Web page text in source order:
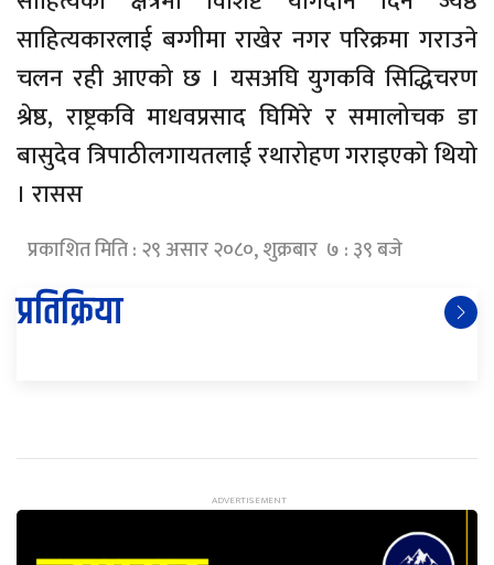
साहित्यकारलाई बग्गीमा राखेर नगर परिक्रमा गराउने
चलन रही आएको छ । यसअघि युगकवि सिद्धिचरण
श्रेष्ठ, राष्ट्रकवि माधवप्रसाद घिमिरे र समालोचक डा
बासुदेव त्रिपाठीलगायतलाई रथारोहण गराइएको थियो
। रासस
प्रकाशित मिति : २९ असार २०८०, शुक्रबार ७ : ३९ बजे
प्रतिक्रिया